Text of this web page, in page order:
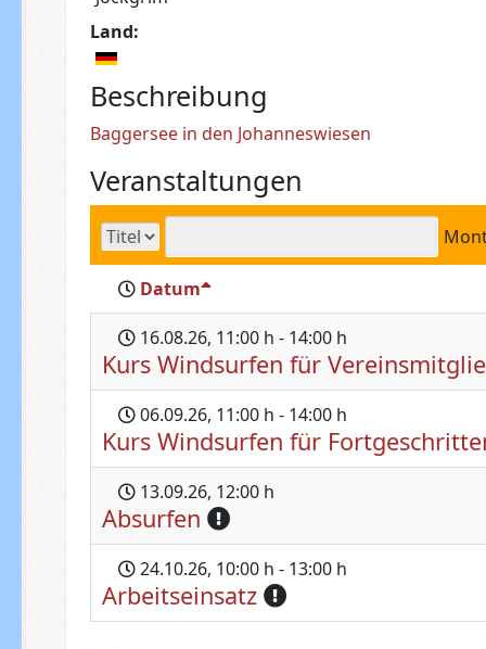
Land:
Beschreibung
Baggersee in den Johanneswiesen
Veranstaltungen
Datum
16.08.26, 11:00 h - 14:00 h
Kurs Windsurfen für
06.09.26, 11:00 h - 14:00 h
Kurs Windsurfen für
13.09.26, 12:00 h
Absurfen
24.10.26, 10:00 h - 13:00 h
Arbeitseinsatz